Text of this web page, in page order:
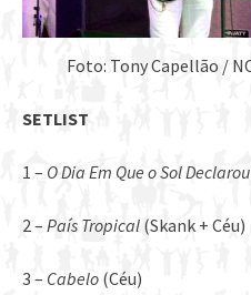
Foto: Tony Capellão /
SETLIST
1 – O Dia Em Que o Sol
2 – País Tropical (Skank + Céu)
3 – Cabelo (Céu)